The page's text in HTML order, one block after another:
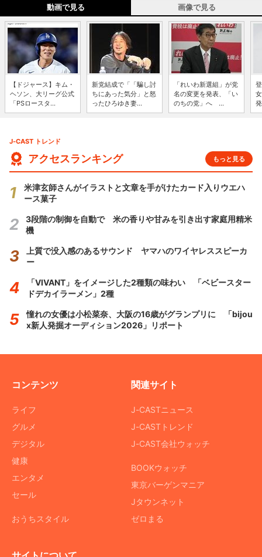
動画で見る 画像で見る
【ドジャース】キム・
ヘソン、大リーグ公式
「PSロースタ...
新党結成で「「騙し討
ちにあった気分」と怒
ったひろゆき妻...
「れいわ新選組」が党
名の変更を発表、「い
のちの党」へ ...
J-CAST トレンド
アクセスランキング もっと見る
米津玄師さんがイラストと文章を手がけたカード入りウエハ
ース菓子
3段階の制御を自動で 米の香りや甘みを引き出す家庭用精米
機
上質で没入感のあるサウンド ヤマハのワイヤレススピーカ
ー
「VIVANT」をイメージした2種類の味わい 「ベビースター
ドデカイラーメン」2種
憧れの女優は小松菜奈、大阪の16歳がグランプリに 「bijou
x新人発掘オーディション2026」リポート
コンテンツ
ライフ
グルメ
デジタル
健康
エンタメ
セール
おうちスタイル
関連サイト
J-CASTニュース
J-CASTトレンド
J-CAST会社ウォッチ
BOOKウォッチ
東京バーゲンマニア
Jタウンネット
ゼロまる